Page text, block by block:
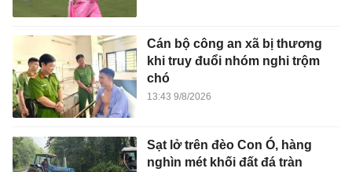
Cán bộ công an xã bị thương
khi truy đuổi nhóm nghi trộm
chó
13:43 9/8/2026
Sạt lở trên đèo Con Ó, hàng
nghìn mét khối đất đá tràn